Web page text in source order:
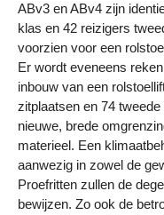
ABv3 en ABv4 zijn
klas en 42 reizigers
voorzien voor een
Er wordt eveneens
inbouw van een
zitplaatsen en 74
nieuwe, brede
materieel. Een
aanwezig in zowel de
Proefritten zullen de
bewijzen. Zo ook de